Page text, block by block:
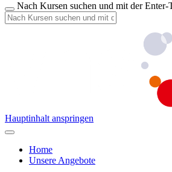
Nach Kursen suchen und mit der Enter-
Hauptinhalt anspringen
Home
Unsere Angebote